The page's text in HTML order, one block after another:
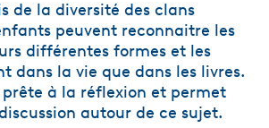
de la diversité des clans
peuvent reconnaitre les
différentes formes et les
dans la vie que dans les livres.
à la réflexion et permet
autour de ce sujet.